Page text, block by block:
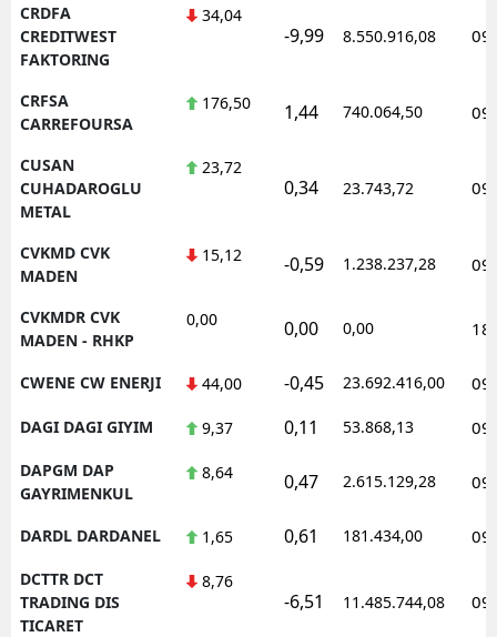
CRDFA
CREDITWEST
FAKTORING
34,04
-9,99 8.550.916,08
CRFSA
CARREFOURSA
176,50 1,44 740.064,50
CUSAN
CUHADAROGLU
METAL
23,72
0,34 23.743,72
CVKMD CVK
MADEN
15,12 -0,59 1.238.237,28
CVKMDR CVK
MADEN - RHKP
0,00 0,00 0,00
CWENE CW ENERJI 44,00 -0,45 23.692.416,00
DAGI DAGI GIYIM 9,37 0,11 53.868,13
DAPGM DAP
GAYRIMENKUL
8,64 0,47 2.615.129,28
DARDL DARDANEL 1,65 0,61 181.434,00
DCTTR DCT
TRADING DIS
TICARET
8,76
-6,51 11.485.744,08